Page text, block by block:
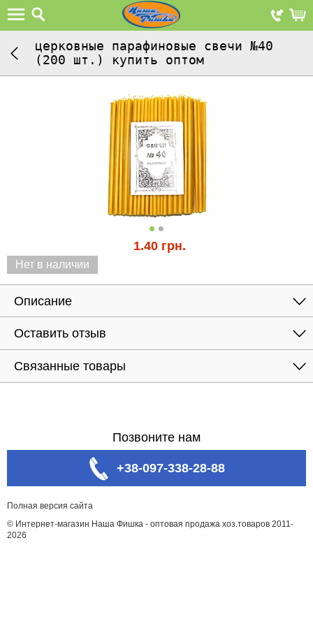
церковные парафиновые свечи №40
(200 шт.) купить оптом
1.40 грн.
Нет в наличии
Описание
Оставить отзыв
Связанные товары
Позвоните нам
+38-097-338-28-88
Полная версия сайта
© Интернет-магазин Наша Фишка - оптовая продажа хоз.товаров 2011-
2026